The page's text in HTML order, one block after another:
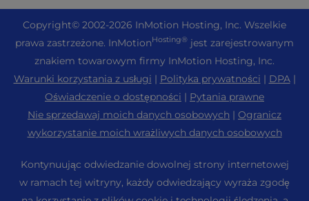
Hosting dla sprzedawców
Reseller VPS
WordPress Kreator stron internetowych
Joomla Hosting
Laravel Hosting
Hosting Linux
Magento Hosting
Hosting serwerów Minecraft
Hosting PHP
PrestaShop Hosting
Hosting Ubuntu
+44 2045 763722
Wsparcie Premier
Centrum wsparcia
Zasoby
Wsparcie społeczności
InMotion Solutions
Hosting zarządzany
O nas
Lokalizacje centrów danych
Centrum danych w Los Angeles
Centrum danych Ashburn
Centrum danych w Amsterdamie
Prasa
Blog
Copyright© 2002-2026 InMotion Hosting, Inc. Wszelkie
prawa zastrzeżone. InMotionHosting® jest zarejestrowanym
znakiem towarowym firmy InMotion Hosting, Inc.
Warunki korzystania z usługi | Polityka prywatności | DPA|
Oświadczenie o dostępności | Pytania prawne
Nie sprzedawaj moich danych osobowych | Ogranicz
wykorzystanie moich wrażliwych danych osobowych
Kontynuując odwiedzanie dowolnej strony internetowej
w ramach tej witryny, każdy odwiedzający wyraża zgodę